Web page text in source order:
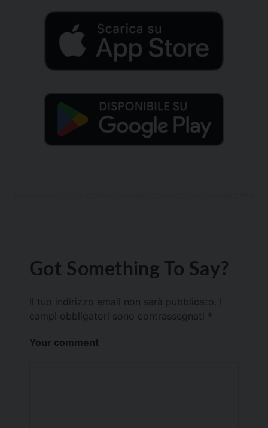
Got Something To Say?
Il tuo indirizzo email non sarà pubblicato.
campi obbligatori sono contrassegnati *
Your comment